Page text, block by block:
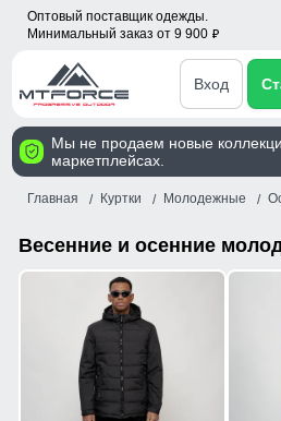
Оптовый поставщик одежды.
Минимальный заказ от 9 900 p
Вход
Мы не продаем новые
маркетплейсах.
Главная Куртки Молодежные
Весенние и осенние